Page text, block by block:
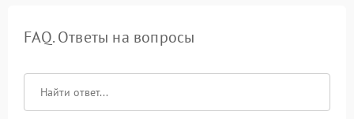
FAQ. Ответы на вопросы